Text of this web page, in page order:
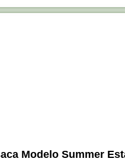
Modelo Summer